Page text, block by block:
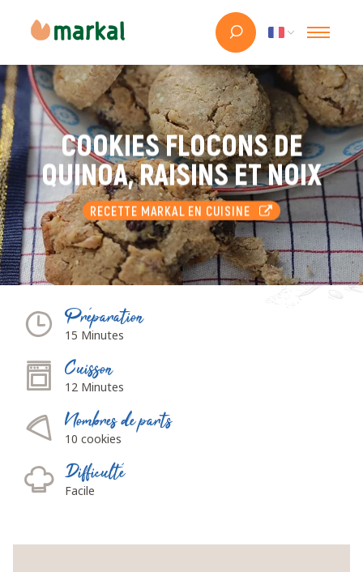
COOKIES FLOCONS DE
QUINOA, RAISINS ET NOIX
RECETTE MARKAL EN CUISINE
Préparation
15 Minutes
Cuisson
12 Minutes
Nombres de parts
10 cookies
Difficulté
Facile